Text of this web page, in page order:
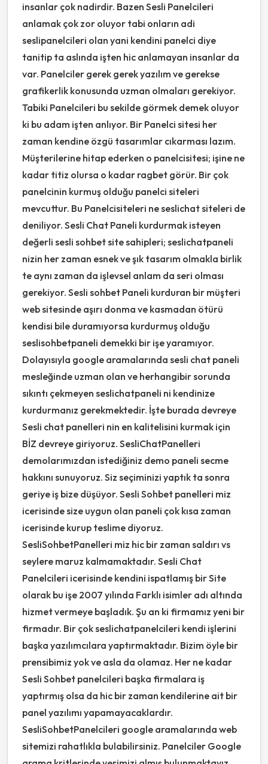
insanlar çok nadirdir. Bazen Sesli Panelcileri
anlamak çok zor oluyor tabi onların adi
seslipanelcileri olan yani kendini panelci diye
tanitip ta aslında işten hic anlamayan insanlar da
var. Panelciler gerek gerek yazılım ve gerekse
grafikerlik konusunda uzman olmaları gerekiyor.
Tabiki Panelcileri bu sekilde görmek demek oluyor
ki bu adam işten anlıyor. Bir Panelci sitesi her
zaman kendine özgü tasarımlar cıkarması lazım.
Müşterilerine hitap ederken o panelcisitesi; işine ne
kadar titiz olursa o kadar ragbet görür. Bir çok
panelcinin kurmuş olduğu panelci siteleri
mevcuttur. Bu Panelcisiteleri ne seslichat siteleri de
deniliyor. Sesli Chat Paneli kurdurmak isteyen
değerli sesli sohbet site sahipleri; seslichatpaneli
nizin her zaman esnek ve şık tasarım olmakla birlik
te aynı zaman da işlevsel anlam da seri olması
gerekiyor. Sesli sohbet Paneli kurduran bir müşteri
web sitesinde aşırı donma ve kasmadan ötürü
kendisi bile duramıyorsa kurdurmuş olduğu
seslisohbetpaneli demekki bir işe yaramıyor.
Dolayısıyla google aramalarında sesli chat paneli
mesleğinde uzman olan ve herhangibir sorunda
sıkıntı çekmeyen seslichatpaneli ni kendinize
kurdurmanız gerekmektedir. İşte burada devreye
Sesli chat panelleri nin en kalitelisini kurmak için
BİZ devreye giriyoruz. SesliChatPanelleri
demolarımızdan istediğiniz demo paneli secme
hakkını sunuyoruz. Siz seçiminizi yaptık ta sonra
geriye iş bize düşüyor. Sesli Sohbet panelleri miz
icerisinde size uygun olan paneli çok kısa zaman
icerisinde kurup teslime diyoruz.
SesliSohbetPanelleri miz hic bir zaman saldırı vs
seylere maruz kalmamaktadır. Sesli Chat
Panelcileri icerisinde kendini ispatlamış bir Site
olarak bu işe 2007 yılında Farklı isimler adı altında
hizmet vermeye başladık. Şu an ki firmamız yeni bir
firmadır. Bir çok seslichatpanelcileri kendi işlerini
başka yazılımcılara yaptırmaktadır. Bizim öyle bir
prensibimiz yok ve asla da olamaz. Her ne kadar
Sesli Sohbet panelcileri başka firmalara iş
yaptırmış olsa da hic bir zaman kendilerine ait bir
panel yazılımı yapamayacaklardır.
SesliSohbetPanelcileri google aramalarında web
sitemizi rahatlıkla bulabilirsiniz. Panelciler Google